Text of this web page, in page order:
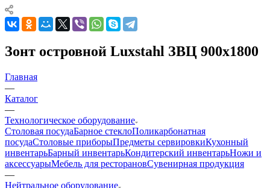
Зонт островной Luxstahl ЗВЦ 900х1800
Главная
—
Каталог
—
Технологическое оборудование
Столовая посудаБарное стеклоПоликарбонатная
посудаСтоловые приборыПредметы сервировкиКухонный
инвентарьБарный инвентарьКондитерский инвентарьНожи и
аксессуарыМебель для ресторановСувенирная продукция
—
Нейтральное оборудование